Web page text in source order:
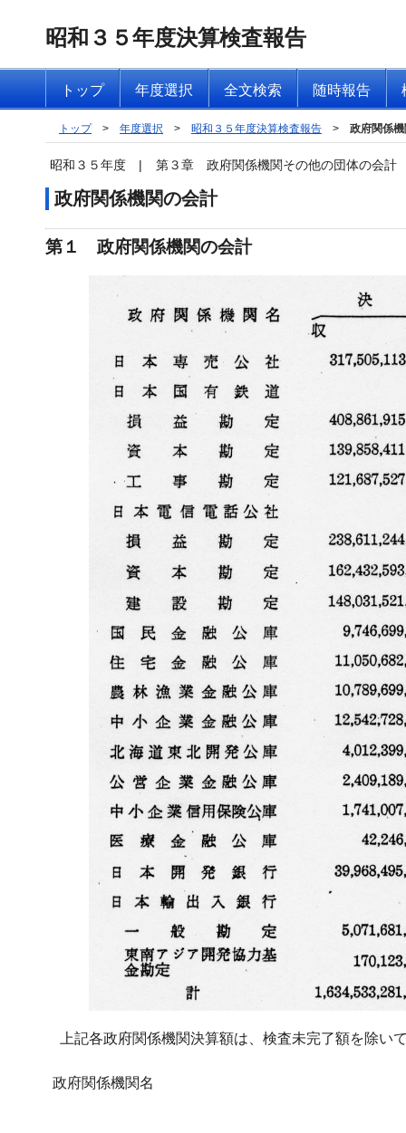
昭和３５年度決算検査報告
トップ 年度選択 全文検索 随時報告
トップ > 年度選択 > 昭和３５年度決算検査報告 > 政府関係
昭和３５年度 | 第３章 政府関係機関その他の団体の会計
政府関係機関の会計
第１ 政府関係機関の会計
上記各政府関係機関決算額は、検査未完了額を除い
政府関係機関名